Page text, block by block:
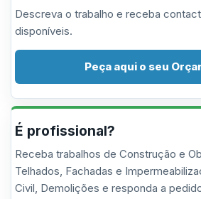
Descreva o trabalho e receba
disponíveis.
Peça aqui o seu
É profissional?
Receba trabalhos de Construção e
Telhados, Fachadas e
Civil, Demolições e responda a